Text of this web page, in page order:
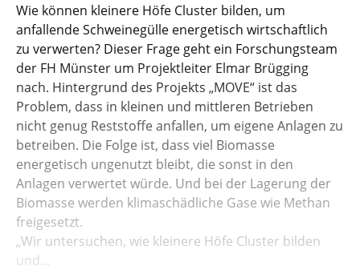
Wie können kleinere Höfe Cluster bilden, um
anfallende Schweinegülle energetisch wirtschaftlich
zu verwerten? Dieser Frage geht ein Forschungsteam
der FH Münster um Projektleiter Elmar Brügging
nach. Hintergrund des Projekts „MOVE“ ist das
Problem, dass in kleinen und mittleren Betrieben
nicht genug Reststoffe anfallen, um eigene Anlagen zu
betreiben. Die Folge ist, dass viel Biomasse
energetisch ungenutzt bleibt, die sonst in den
Anlagen verwertet würde. Und bei der Lagerung der
Biomasse werden klimaschädliche Gase wie Methan
freigesetzt.
„Wir untersuchen, wie kleinere Höfe Cluster bilden
und...